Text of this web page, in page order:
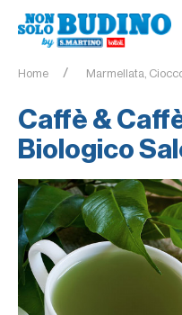
Home Marmellata,
Caffè &
Biologico